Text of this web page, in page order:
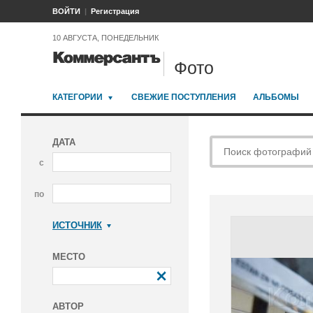
ВОЙТИ Регистрация
10 АВГУСТА, ПОНЕДЕЛЬНИК
Фото
КАТЕГОРИИ СВЕЖИЕ ПОСТУПЛЕНИЯ АЛЬБОМЫ
ДАТА
с
по
ИСТОЧНИК
МЕСТО
АВТОР